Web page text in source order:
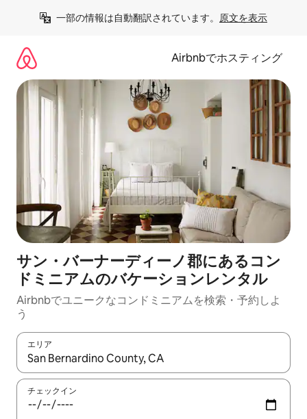
一部の情報は自動翻訳されています。 原文を表示
Airbnbでホスティング
サン・バーナーディーノ郡にあるコン
ドミニアムのバケーションレンタル
Airbnbでユニークなコンドミニアムを検索・予約しよ
う
エリア
検索結果が表示されたら、上下の矢印キーを使って移動するか
チェックイン